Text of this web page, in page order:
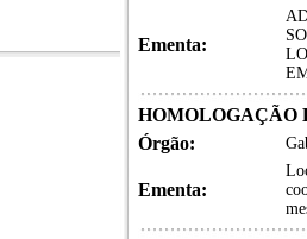
Ementa:
HOMOLOGAÇÃO
Órgão:
Ementa: